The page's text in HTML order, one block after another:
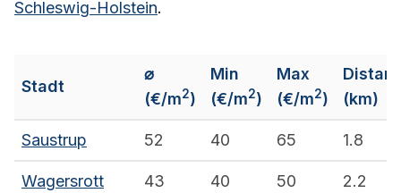
Schleswig-Holstein.
Stadt
⌀
(€/m2)
Min
(€/m2)
Max
(€/m2)
(km)
Saustrup 52 40 65 1.8
Wagersrott 43 40 50 2.2